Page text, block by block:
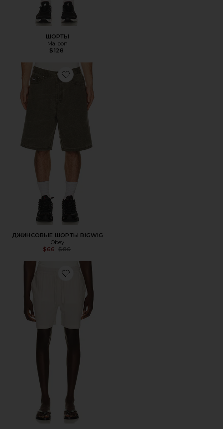
ШОРТЫ
Malbon
$128
Favorite ДЖИНСОВЫЕ ШОРТЫ BIGWIG
ДЖИНСОВЫЕ ШОРТЫ BIGWIG
Obey
$66
Previous price:
$86
Favorite ШОРТЫ